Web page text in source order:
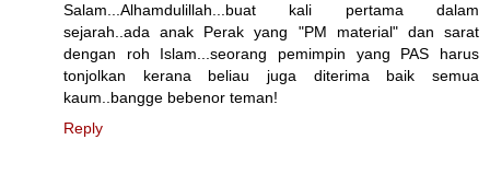
Salam...Alhamdulillah...buat kali pertama dalam
sejarah..ada anak Perak yang "PM material" dan sarat
dengan roh Islam...seorang pemimpin yang PAS harus
tonjolkan kerana beliau juga diterima baik semua
kaum..bangge bebenor teman!
Reply